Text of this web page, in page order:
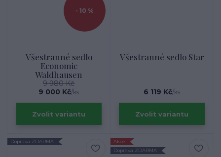
- 10 %
Všestranné sedlo
Economic
Waldhausen
9 980 Kč
9 000 Kč/ks
Zvolit variantu
Všestranné sedlo Star
6 119 Kč/ks
Zvolit variantu
Doprava ZDARMA
Akce
Doprava ZDARMA